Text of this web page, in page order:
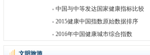
中国与中等发达国家健康指标比较
2015健康中国指数原始数据排序
2016年中国健康城市综合指数
文明旅游